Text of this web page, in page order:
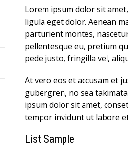
Lorem ipsum dolor sit
ligula eget dolor. Aenean
parturient montes,
pellentesque eu, pretium
pede justo, fringilla vel,
At vero eos et accusam et
gubergren, no sea
ipsum dolor sit amet,
tempor invidunt ut labore
List Sample